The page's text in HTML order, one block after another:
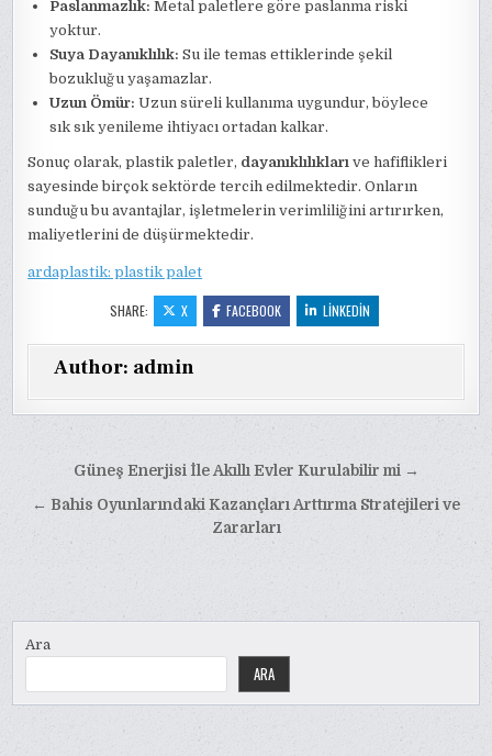
Paslanmazlık: Metal paletlere göre paslanma riski
yoktur.
Suya Dayanıklılık: Su ile temas ettiklerinde şekil
bozukluğu yaşamazlar.
Uzun Ömür: Uzun süreli kullanıma uygundur, böylece
sık sık yenileme ihtiyacı ortadan kalkar.
Sonuç olarak, plastik paletler, dayanıklılıkları ve hafiflikleri
sayesinde birçok sektörde tercih edilmektedir. Onların
sunduğu bu avantajlar, işletmelerin verimliliğini artırırken,
maliyetlerini de düşürmektedir.
ardaplastik: plastik palet
SHARE: X FACEBOOK LINKEDIN
Author: admin
gezinmesi
Güneş Enerjisi İle Akıllı Evler Kurulabilir mi →
← Bahis Oyunlarındaki Kazançları Arttırma Stratejileri ve
Zararları
Ara
ARA